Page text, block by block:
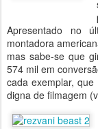
Apresentado no
montadora
mas sabe-se que
574 mil em
cada exemplar,
digna de filmagem